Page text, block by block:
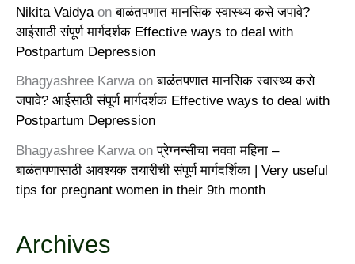
Nikita Vaidya onबाळंतपणात मानसिक स्वास्थ्य कसे जपावे?
आईसाठी संपूर्ण मार्गदर्शक Effective ways to deal with
Postpartum Depression
Bhagyashree Karwaonबाळंतपणात मानसिक स्वास्थ्य कसे
जपावे? आईसाठी संपूर्ण मार्गदर्शक Effective ways to deal with
Postpartum Depression
Bhagyashree Karwaonप्रेग्नन्सीचा नववा महिना –
बाळंतपणासाठी आवश्यक तयारीची संपूर्ण मार्गदर्शिका | Very useful
tips for pregnant women in their 9th month
Archives